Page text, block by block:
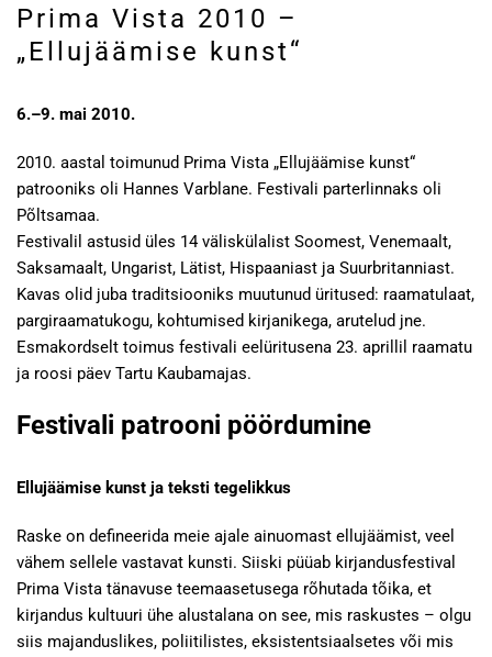
Prima Vista 2010 –
„Ellujäämise kunst“
6.–9. mai 2010.
2010. aastal toimunud Prima Vista „Ellujäämise kunst“
patrooniks oli Hannes Varblane. Festivali parterlinnaks oli
Põltsamaa.
Festivalil astusid üles 14 väliskülalist Soomest, Venemaalt,
Saksamaalt, Ungarist, Lätist, Hispaaniast ja Suurbritanniast.
Kavas olid juba traditsiooniks muutunud üritused: raamatulaat,
pargiraamatukogu, kohtumised kirjanikega, arutelud jne.
Esmakordselt toimus festivali eelüritusena 23. aprillil raamatu
ja roosi päev Tartu Kaubamajas.
Festivali patrooni pöördumine
Ellujäämise kunst ja teksti tegelikkus
Raske on defineerida meie ajale ainuomast ellujäämist, veel
vähem sellele vastavat kunsti. Siiski püüab kirjandusfestival
Prima Vista tänavuse teemaasetusega rõhutada tõika, et
kirjandus kultuuri ühe alustalana on see, mis raskustes – olgu
siis majanduslikes, poliitilistes, eksistentsiaalsetes või mis